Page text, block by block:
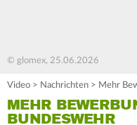
© glomex, 25.06.2026
Video > Nachrichten > Mehr
MEHR
BUNDESWEHR